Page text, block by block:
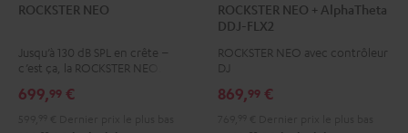
NEO
ROCKSTER NEO
Jusqu’à 130 dB SPL en crête –
c’est ça, la ROCKSTER NEO.
699,99 €
NEO
+
AlphaTheta
FLX2
ROCKSTER NEO + AlphaTheta
DDJ-FLX2
ROCKSTER NEO avec contrôleur
DJ
869,99 €